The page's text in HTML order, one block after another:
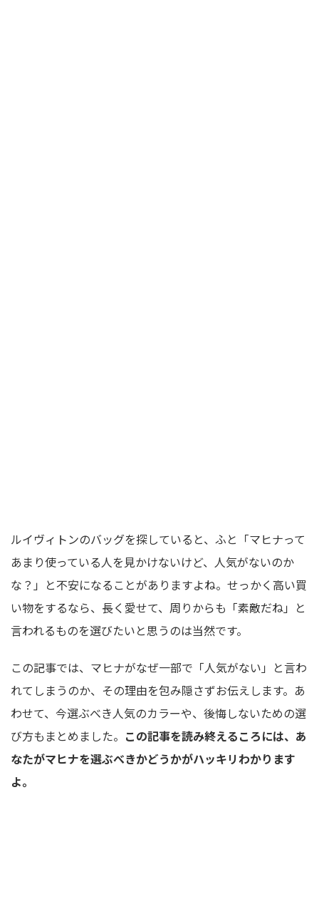
ルイヴィトンのバッグを探していると、ふと「マヒナって
あまり使っている人を見かけないけど、人気がないのか
な？」と不安になることがありますよね。せっかく高い買
い物をするなら、長く愛せて、周りからも「素敵だね」と
言われるものを選びたいと思うのは当然です。
この記事では、マヒナがなぜ一部で「人気がない」と言わ
れてしまうのか、その理由を包み隠さずお伝えします。あ
わせて、今選ぶべき人気のカラーや、後悔しないための選
び方もまとめました。 この記事を読み終えるころには、あ
なたがマヒナを選ぶべきかどうかがハッキリわかります
よ。